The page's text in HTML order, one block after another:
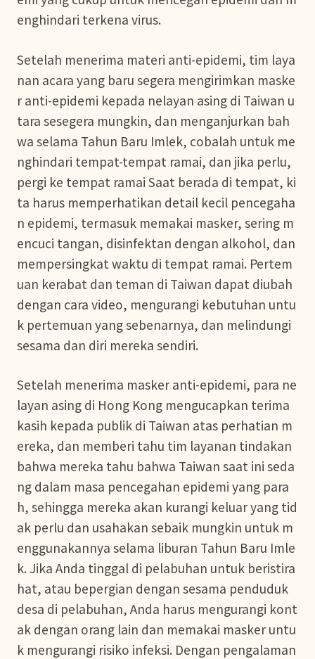
enghindari terkena virus.
Setelah menerima materi anti-epidemi, tim laya
nan acara yang baru segera mengirimkan maske
r anti-epidemi kepada nelayan asing di Taiwan u
tara sesegera mungkin, dan menganjurkan bah
wa selama Tahun Baru Imlek, cobalah untuk me
nghindari tempat-tempat ramai, dan jika perlu,
pergi ke tempat ramai Saat berada di tempat, ki
ta harus memperhatikan detail kecil pencegaha
n epidemi, termasuk memakai masker, sering m
encuci tangan, disinfektan dengan alkohol, dan
mempersingkat waktu di tempat ramai. Pertem
uan kerabat dan teman di Taiwan dapat diubah
dengan cara video, mengurangi kebutuhan untu
k pertemuan yang sebenarnya, dan melindungi
sesama dan diri mereka sendiri.
Setelah menerima masker anti-epidemi, para ne
layan asing di Hong Kong mengucapkan terima
kasih kepada publik di Taiwan atas perhatian m
ereka, dan memberi tahu tim layanan tindakan
bahwa mereka tahu bahwa Taiwan saat ini seda
ng dalam masa pencegahan epidemi yang para
h, sehingga mereka akan kurangi keluar yang tid
ak perlu dan usahakan sebaik mungkin untuk m
enggunakannya selama liburan Tahun Baru Imle
k. Jika Anda tinggal di pelabuhan untuk beristira
hat, atau bepergian dengan sesama penduduk
desa di pelabuhan, Anda harus mengurangi kont
ak dengan orang lain dan memakai masker untu
k mengurangi risiko infeksi. Dengan pengalaman